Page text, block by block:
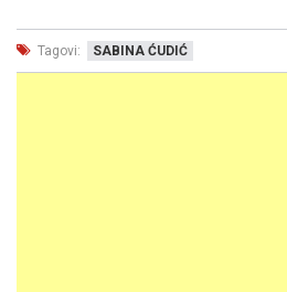
Tagovi: SABINA ĆUDIĆ